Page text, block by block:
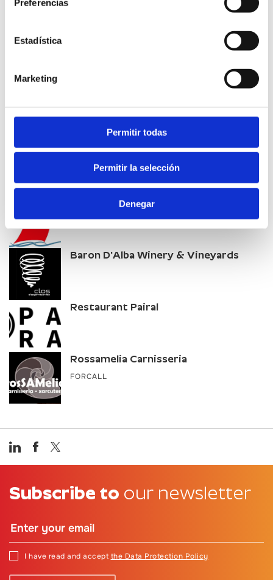
Preferencias
Estadística
Marketing
Permitir todas
Permitir la selección
Denegar
Truffle Territories, a hidden treasure
Other companies of interest
Caffé del Mar
PEÑÍSCOLA
Baron D'Alba Winery & Vineyards
Restaurant Pairal
Rossamelia Carnisseria
FORCALL
Subscribe to our newsletter
I have read and accept the Data Protection Policy